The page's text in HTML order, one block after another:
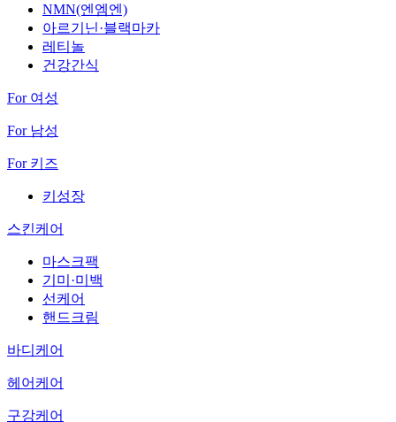
NMN(엔엠엔)
아르기닌·블랙마카
레티놀
건강간식
For 여성
For 남성
For 키즈
키성장
스킨케어
마스크팩
기미·미백
선케어
핸드크림
바디케어
헤어케어
구강케어